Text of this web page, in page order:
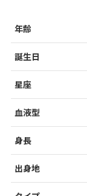
年齢
誕生日
星座
血液型
身長
出身地